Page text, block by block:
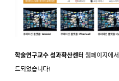
학술연구교수 성과확산센터 웹페이지에서
드되었습니다!